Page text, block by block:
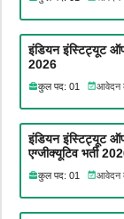
इंडियन इंस्टिट्यूट
2026
कुल पद: 01 आवेदन
इंडियन इंस्टिट्यूट
एग्जीक्यूटिव भर्ती
कुल पद: 01 आवेदन